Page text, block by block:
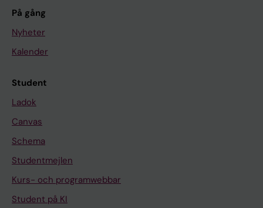
På gång
Nyheter
Kalender
Student
Ladok
Canvas
Schema
Studentmejlen
Kurs- och programwebbar
Student på KI